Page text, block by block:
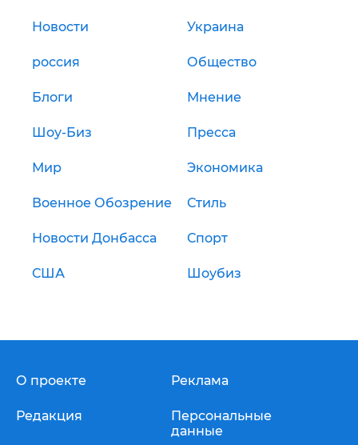
Новости Украина
россия Общество
Блоги Мнение
Шоу-Биз Пресса
Мир Экономика
Военное Обозрение Стиль
Новости Донбасса Спорт
США Шоубиз
О проекте
Редакция
Реклама
Персональные
данные